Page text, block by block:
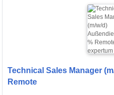
Technical Sales Manager
Remote